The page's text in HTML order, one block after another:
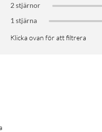
2 stjärnor
1 stjärna
Klicka ovan för att filtrera